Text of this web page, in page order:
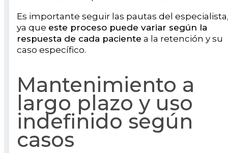
Es importante seguir las pautas del
ya que este proceso puede variar según la
respuesta de cada paciente a la retención y su
caso específico.
Mantenimiento a
largo plazo y uso
indefinido según
casos